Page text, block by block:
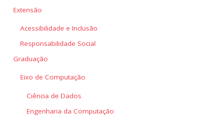
Extensão
Acessibilidade e Inclusão
Responsabilidade Social
Graduação
Eixo de Computação
Ciência de Dados
Engenharia da Computação